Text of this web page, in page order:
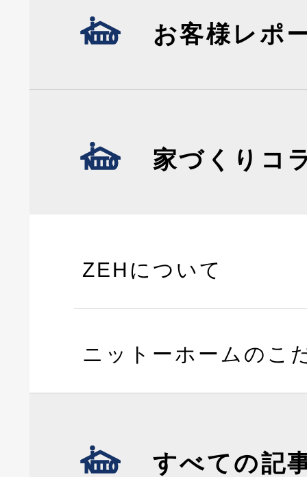
お客様レポ
家づくりコ
ZEHについて
ニットーホームのこ
すべての記